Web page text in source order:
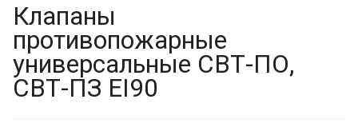
Клапаны
противопожарные
универсальные СВТ-ПО,
СВТ-ПЗ EI90